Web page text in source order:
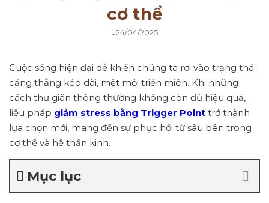
cơ thể
24/04/2025
Cuộc sống hiện đại dễ khiến chúng ta rơi vào trạng thái
căng thẳng kéo dài, mệt mỏi triền miên. Khi những
cách thư giãn thông thường không còn đủ hiệu quả,
liệu pháp giảm stress bằng Trigger Point trở thành
lựa chọn mới, mang đến sự phục hồi từ sâu bên trong
cơ thể và hệ thần kinh.
Mục lục